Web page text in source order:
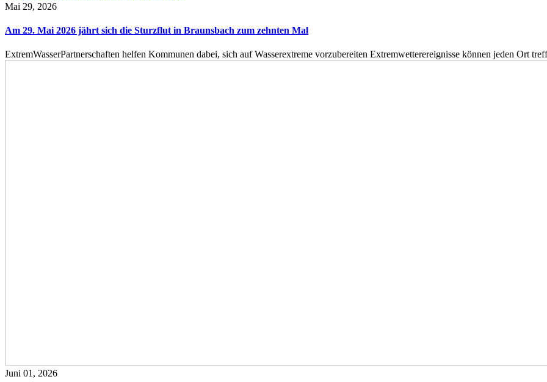
Mai 29, 2026
Am 29. Mai 2026 jährt sich die Sturzflut in Braunsbach zum zehnten Mal
ExtremWasserPartnerschaften helfen Kommunen dabei, sich auf Wasserextreme vorzubereiten Extremwetterereignisse können jeden Ort
Juni 01, 2026